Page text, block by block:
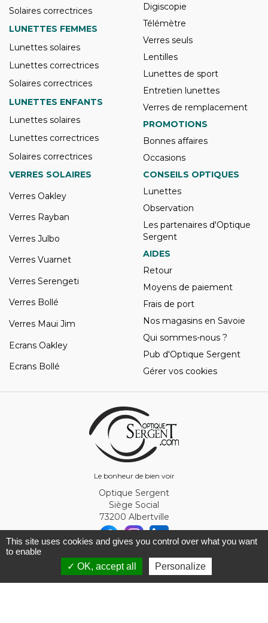
Le bonheur de bien voir
Solaires correctrices
LUNETTES FEMMES
Lunettes solaires
Lunettes correctrices
Solaires correctrices
LUNETTES ENFANTS
Lunettes solaires
Lunettes correctrices
Solaires correctrices
Digiscopie
Télémètre
Verres seuls
Lentilles
Lunettes de sport
Entretien lunettes
Verres de remplacement
PROMOTIONS
Bonnes affaires
Occasions
VERRES SOLAIRES
Verres Oakley
Verres Rayban
Verres Julbo
Verres Vuarnet
Verres Serengeti
Verres Bollé
Verres Maui Jim
Ecrans Oakley
Ecrans Bollé
CONSEILS OPTIQUES
Lunettes
Observation
Les partenaires d'Optique
Sergent
AIDES
Retour
Moyens de paiement
Frais de port
Nos magasins en Savoie
Qui sommes-nous ?
Pub d'Optique Sergent
Gérer vos cookies
Optique Sergent
Siège Social
73200 Albertville
© Optique Sergent 2026 - SIRET 32993919300010
This site uses cookies and gives you control over what you want
to enable
✓ OK, accept all
Personalize